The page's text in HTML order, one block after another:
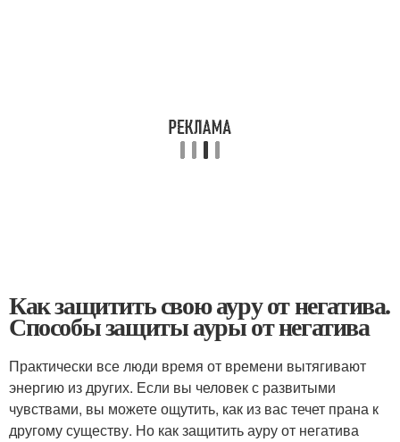
Как защитить свою ауру от негатива.
Способы защиты ауры от негатива
Практически все люди время от времени вытягивают
энергию из других. Если вы человек с развитыми
чувствами, вы можете ощутить, как из вас течет прана к
другому существу. Но как защитить ауру от негатива